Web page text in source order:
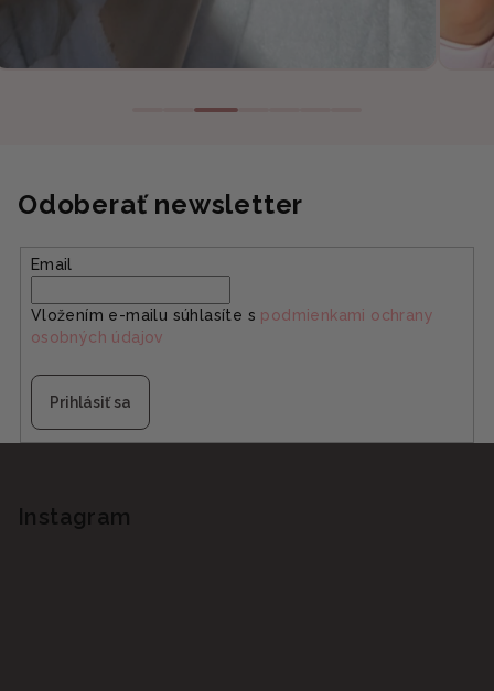
Odoberať newsletter
Email
Vložením e-mailu súhlasíte s podmienkami ochrany
osobných údajov
Prihlásiť sa
Instagram